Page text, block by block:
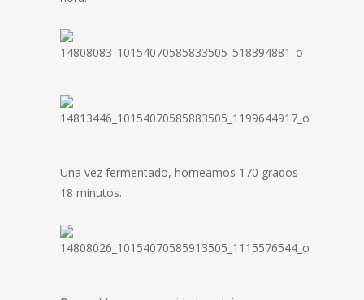
Una vez fermentado, horneamos 170 grados
18 minutos.